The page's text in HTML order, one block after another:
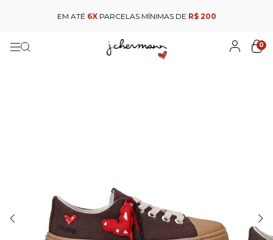
EM ATÉ 6XPARCELAS MÍNIMAS DE R$ 200
0